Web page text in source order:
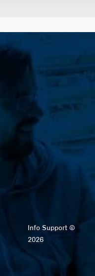
Info Support ©
2026